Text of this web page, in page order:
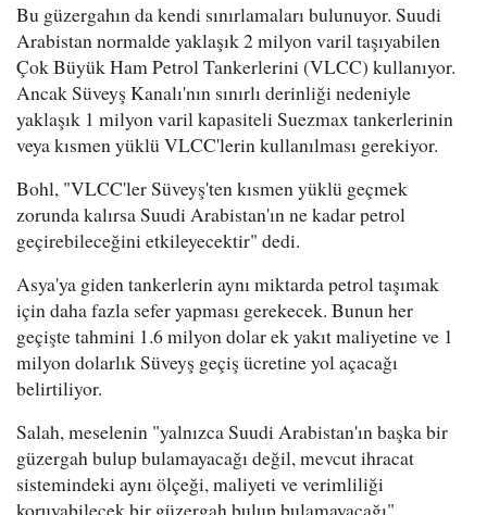
Bu güzergahın da kendi sınırlamaları bulunuyor. Suudi
Arabistan normalde yaklaşık 2 milyon varil taşıyabilen
Çok Büyük Ham Petrol Tankerlerini (VLCC) kullanıyor.
Ancak Süveyş Kanalı'nın sınırlı derinliği nedeniyle
yaklaşık 1 milyon varil kapasiteli Suezmax tankerlerinin
veya kısmen yüklü VLCC'lerin kullanılması gerekiyor.
Bohl, "VLCC'ler Süveyş'ten kısmen yüklü geçmek
zorunda kalırsa Suudi Arabistan'ın ne kadar petrol
geçirebileceğini etkileyecektir" dedi.
Asya'ya giden tankerlerin aynı miktarda petrol taşımak
için daha fazla sefer yapması gerekecek. Bunun her
geçişte tahmini 1.6 milyon dolar ek yakıt maliyetine ve 1
milyon dolarlık Süveyş geçiş ücretine yol açacağı
belirtiliyor.
Salah, meselenin "yalnızca Suudi Arabistan'ın başka bir
güzergah bulup bulamayacağı değil, mevcut ihracat
sistemindeki aynı ölçeği, maliyeti ve verimliliği